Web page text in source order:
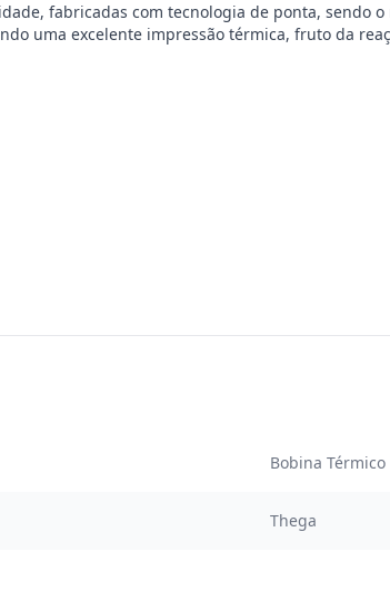
fabricadas com tecnologia de ponta,
uma excelente impressão térmica, fruto da
Bobina Térmico
Thega